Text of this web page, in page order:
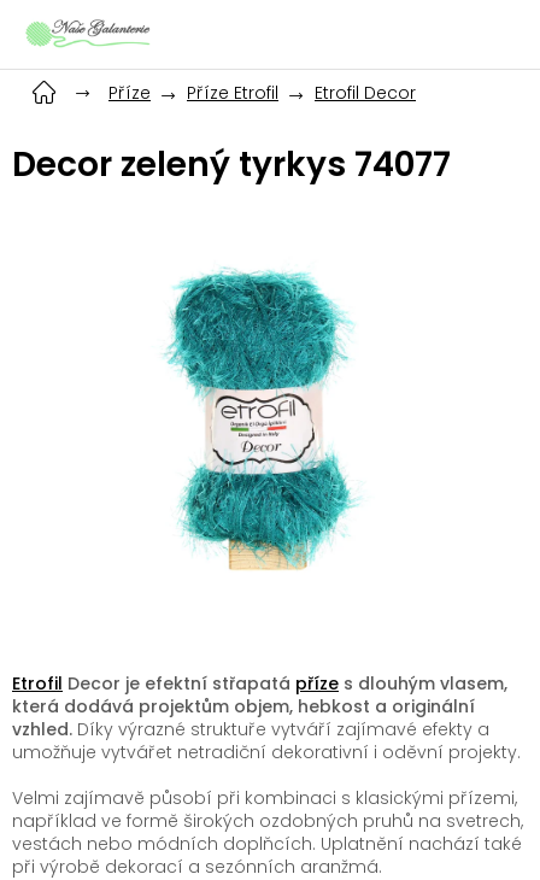
Příze
Příze Etrofil Etrofil Decor
Decor zelený tyrkys 74077
Etrofil Decor je efektní střapatá příze s dlouhým vlasem,
která dodává projektům objem, hebkost a originální
vzhled. Díky výrazné struktuře vytváří zajímavé efekty a
umožňuje vytvářet netradiční dekorativní i oděvní projekty.
Velmi zajímavě působí při kombinaci s klasickými přízemi,
například ve formě širokých ozdobných pruhů na svetrech,
vestách nebo módních doplňcích. Uplatnění nachází také
při výrobě dekorací a sezónních aranžmá.